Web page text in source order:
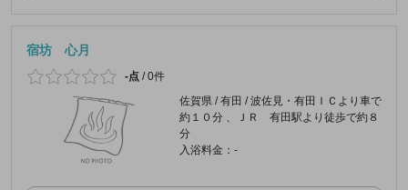
宿坊 心月
-点 /0件
佐賀県 / 有田 / 波佐見・有田ＩＣより車で
約１０分 、ＪＲ 有田駅より徒歩で約８
分
入浴料金：-